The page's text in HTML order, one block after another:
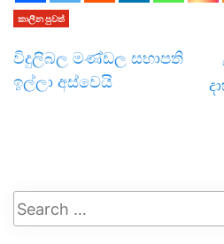
කාලීන පුවත්
විදුලිබල මණ්ඩල සභාපති
ඉල්ලා අස්වෙයි